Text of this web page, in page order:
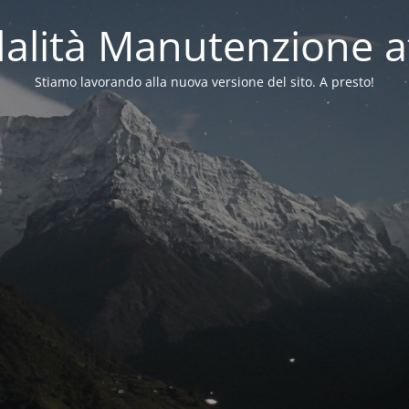
Manutenzione
Stiamo lavorando alla nuova versione del sito. A presto!